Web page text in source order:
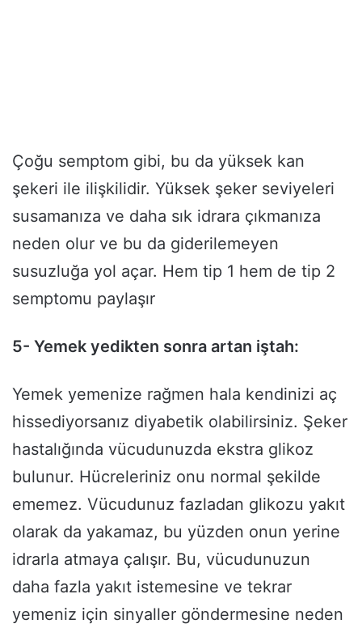
Çoğu semptom gibi, bu da yüksek kan
şekeri ile ilişkilidir. Yüksek şeker seviyeleri
susamanıza ve daha sık idrara çıkmanıza
neden olur ve bu da giderilemeyen
susuzluğa yol açar. Hem tip 1 hem de tip 2
semptomu paylaşır
5- Yemek yedikten sonra artan iştah:
Yemek yemenize rağmen hala kendinizi aç
hissediyorsanız diyabetik olabilirsiniz. Şeker
hastalığında vücudunuzda ekstra glikoz
bulunur. Hücreleriniz onu normal şekilde
ememez. Vücudunuz fazladan glikozu yakıt
olarak da yakamaz, bu yüzden onun yerine
idrarla atmaya çalışır. Bu, vücudunuzun
daha fazla yakıt istemesine ve tekrar
yemeniz için sinyaller göndermesine neden